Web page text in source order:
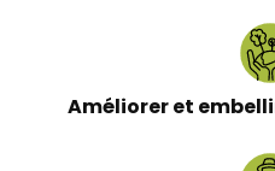
Améliorer et